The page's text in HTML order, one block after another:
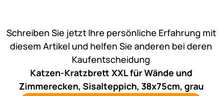
Schreiben Sie jetzt Ihre persönliche Erfahrung mit
diesem Artikel und helfen Sie anderen bei deren
Kaufentscheidung
Katzen-Kratzbrett XXL für Wände und
Zimmerecken, Sisalteppich, 38x75cm, grau